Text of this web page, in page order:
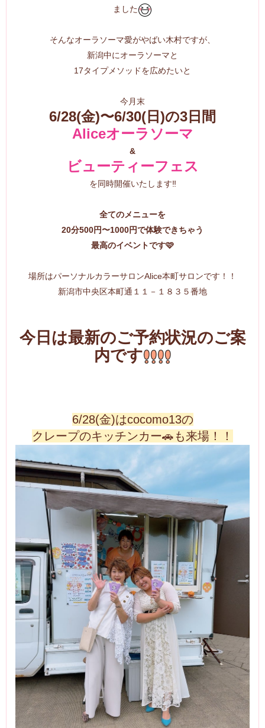
ました
そんなオーラソーマ愛がやばい木村ですが、
新潟中にオーラソーマと
17タイプメソッドを広めたいと
今月末
6/28(金)〜6/30(日)の3日間
Aliceオーラソーマ
&
ビューティーフェス
を同時開催いたします‼️
全てのメニューを
20分500円〜1000円で体験できちゃう
最高のイベントです🩷
場所はパーソナルカラーサロンAlice本町サロンです！！
新潟市中央区本町通１１－１８３５番地
今日は最新のご予約状況のご案
内です
6/28(金)はcocomo13の
クレープのキッチンカー🚗も来場！！